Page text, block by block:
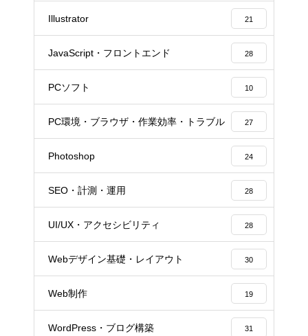
Illustrator 21
JavaScript・フロントエンド 28
PCソフト 10
PC環境・ブラウザ・作業効率・トラブル 27
Photoshop 24
SEO・計測・運用 28
UI/UX・アクセシビリティ 28
Webデザイン基礎・レイアウト 30
Web制作 19
WordPress・ブログ構築 31